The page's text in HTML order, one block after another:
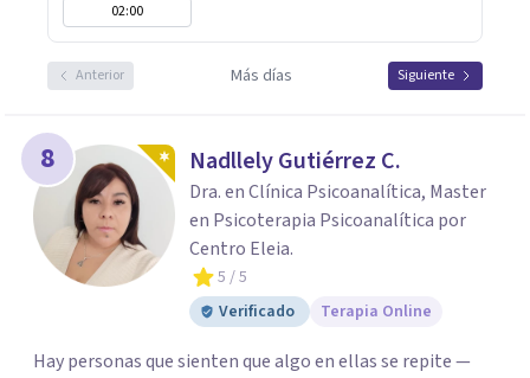
02:00
Anterior Más días Siguiente
8 Nadllely Gutiérrez C.
Dra. en Clínica Psicoanalítica, Master
en Psicoterapia Psicoanalítica por
Centro Eleia.
5 / 5
Verificado
Terapia Online
Hay personas que sienten que algo en ellas se repite —